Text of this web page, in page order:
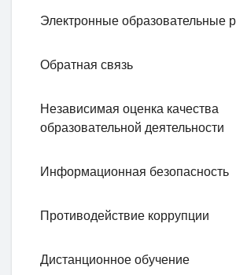
Электронные образовательные
Обратная связь
Независимая оценка качества
образовательной деятельности
Информационная безопасность
Противодействие коррупции
Дистанционное обучение